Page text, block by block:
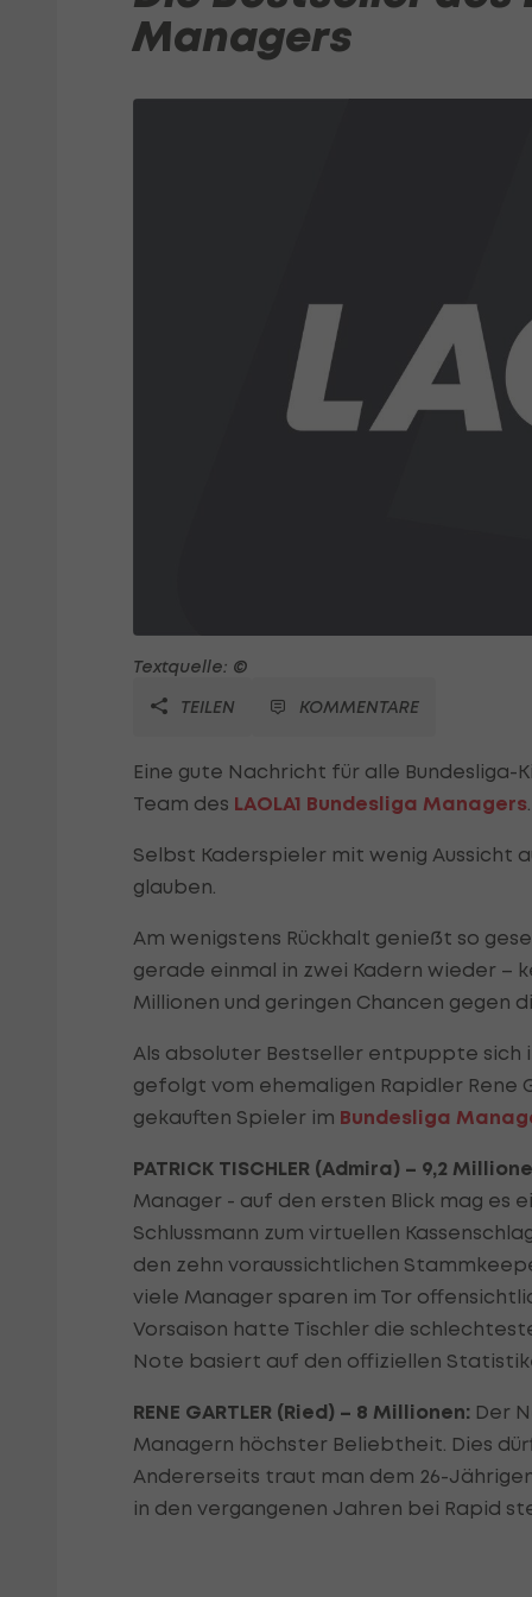
Managers
Textquelle: ©
TEILEN
KOMMENTARE
Eine gute Nachricht für alle
Team des LAOLA1 Bundesliga Managers.
Selbst Kaderspieler mit wenig Aussicht
glauben.
Am wenigstens Rückhalt genießt so
gerade einmal in zwei Kadern wieder –
Millionen und geringen Chancen gegen
Als absoluter Bestseller entpuppte sich
gefolgt vom ehemaligen Rapidler Rene
gekauften Spieler im Bundesliga
PATRICK TISCHLER (Admira) – 9,2
Manager - auf den ersten Blick mag es
Schlussmann zum virtuellen
den zehn voraussichtlichen
viele Manager sparen im Tor
Vorsaison hatte Tischler die
Note basiert auf den offiziellen
RENE GARTLER (Ried) – 8 Millionen: Der
Managern höchster Beliebtheit. Dies
Andererseits traut man dem 26-
in den vergangenen Jahren bei Rapid